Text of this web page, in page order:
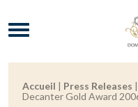
Menu
Fil d'Ariane :
Accueil | Press Releases |
Decanter Gold Award